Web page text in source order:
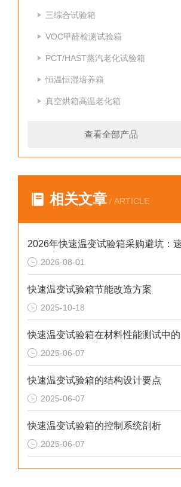
三综合试验箱
VOC甲醛检测试验箱
PCT/HAST蒸汽老化试验箱
恒温恒湿培养箱
真空烘箱高温老化箱
查看全部产品
相关文章 / ARTICLE
2026-08-01
快速温变试验箱节能改造方案
2025-10-18
2025-06-07
快速温变试验箱的结构设计要点
2025-06-07
快速温变试验箱的控制系统剖析
2025-06-07